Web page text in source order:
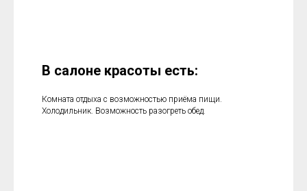
В салоне красоты есть:
Комната отдыха с возможностью приёма пищи.
Холодильник. Возможность разогреть обед.